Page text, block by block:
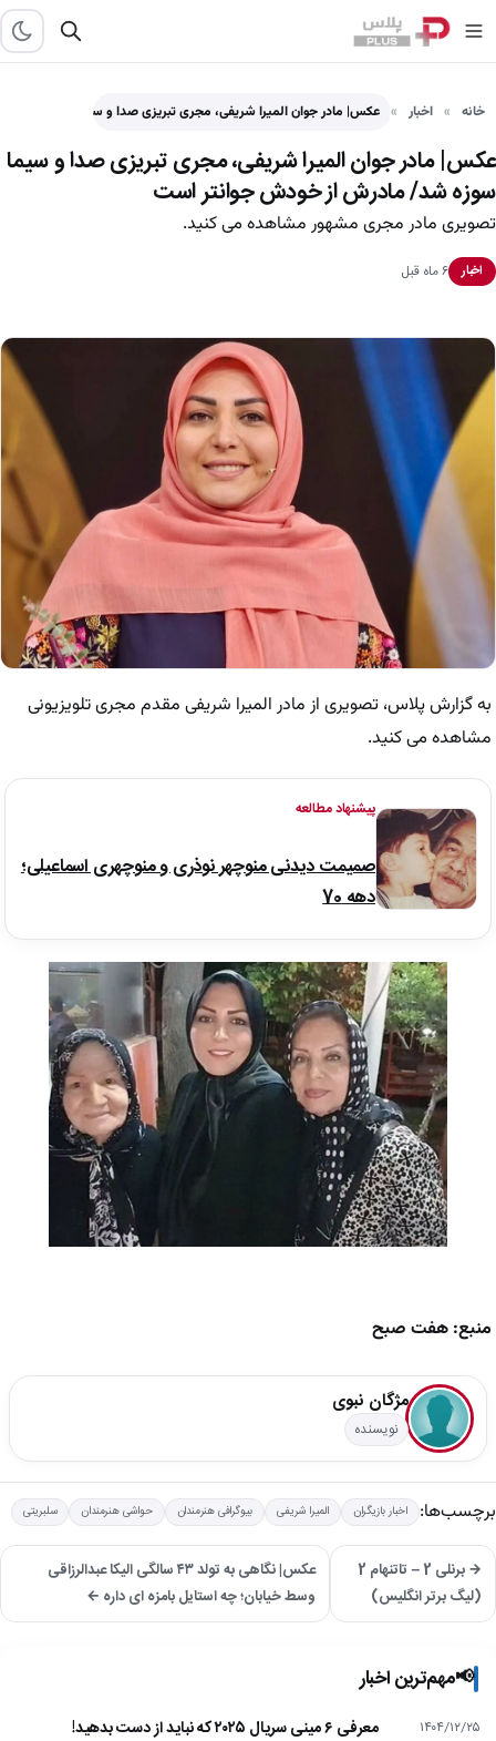
خانه اخبار عکس| مادر جوان المیرا شریفی، مجری تبریزی صدا و سیما…
عکس| مادر جوان المیرا شریفی، مجری تبریزی صدا و سیما
سوزه شد/ مادرش از خودش جوانتر است
تصویری مادر مجری مشهور مشاهده می کنید.
اخبار ۶ ماه قبل
به گزارش پلاس، تصویری از مادر المیرا شریفی مقدم مجری تلویزیونی
مشاهده می کنید.
پیشنهاد مطالعه
صمیمت دیدنی منوچهر نوذری و منوچهری اسماعیلی؛
دهه 70
منبع: هفت صبح
مژگان نبوی
نویسنده
برچسب‌ها: اخبار بازیگران المیرا شریفی بیوگرافی هنرمندان حواشی هنرمندان سلبریتی
→ برنلی 2 – تاتنهام 2
(لیگ برتر انگلیس)
عکس| نگاهی به تولد ۴۳ سالگی الیکا عبدالرزاقی
وسط خیابان؛ چه استایل بامزه ای داره ←
📢مهم‌ترین اخبار
۱۴۰۴/۱۲/۲۵ معرفی ۶ مینی سریال ۲۰۲۵ که نباید از دست بدهید!